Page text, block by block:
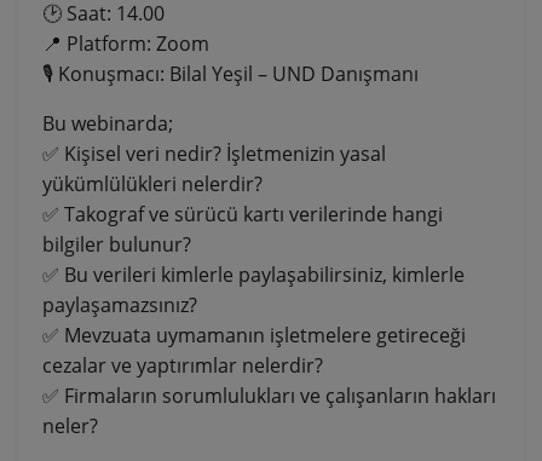
🕑 Saat: 14.00
📍 Platform: Zoom
🎙 Konuşmacı: Bilal Yeşil – UND Danışmanı
Bu webinarda;
✅ Kişisel veri nedir? İşletmenizin yasal
yükümlülükleri nelerdir?
✅ Takograf ve sürücü kartı verilerinde hangi
bilgiler bulunur?
✅ Bu verileri kimlerle paylaşabilirsiniz, kimlerle
paylaşamazsınız?
✅ Mevzuata uymamanın işletmelere getireceği
cezalar ve yaptırımlar nelerdir?
✅ Firmaların sorumlulukları ve çalışanların hakları
neler?